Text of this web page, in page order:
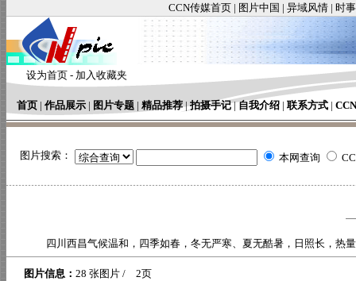
CCN传媒首页 | 图片中国 | 异域风情 | 时
设为首页 - 加入收藏夹
首页 | 作品展示 | 图片专题 | 精品推荐|拍摄手记|自我介绍 | 联系方式 |
图片搜索： 本网查询
四川西昌气候温和，四季如春，冬无严寒、夏无酷暑，日照长，热
图片信息： 28 张图片 / 2页